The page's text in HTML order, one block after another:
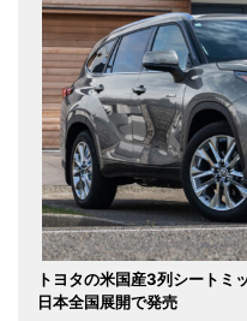
トヨタの米国産3列シートミ
日本全国展開で発売